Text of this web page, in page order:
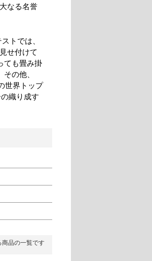
なる名誉
トでは、
せ付けて
ても畳み掛
の他、
世界トップ
織り成す
品の一覧です